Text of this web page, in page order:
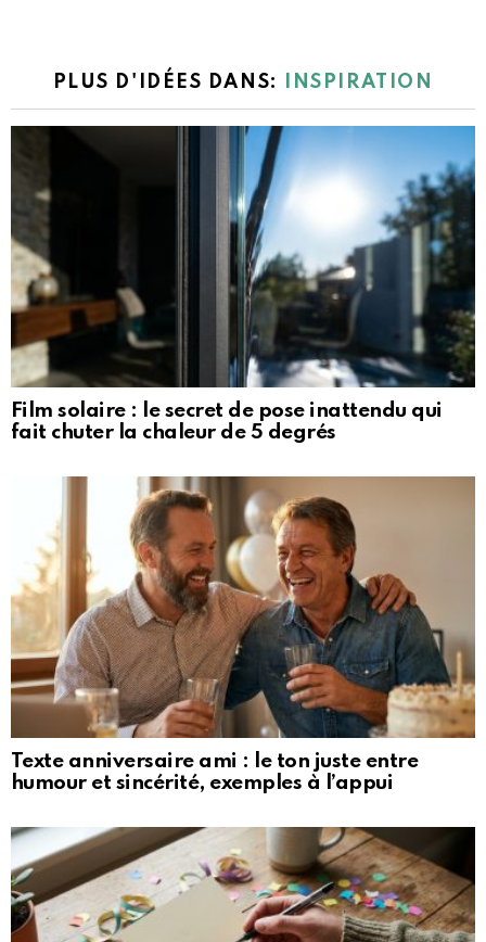
PLUS D'IDÉES DANS: INSPIRATION
Film solaire : le secret de pose inattendu qui
fait chuter la chaleur de 5 degrés
Texte anniversaire ami : le ton juste entre
humour et sincérité, exemples à l’appui